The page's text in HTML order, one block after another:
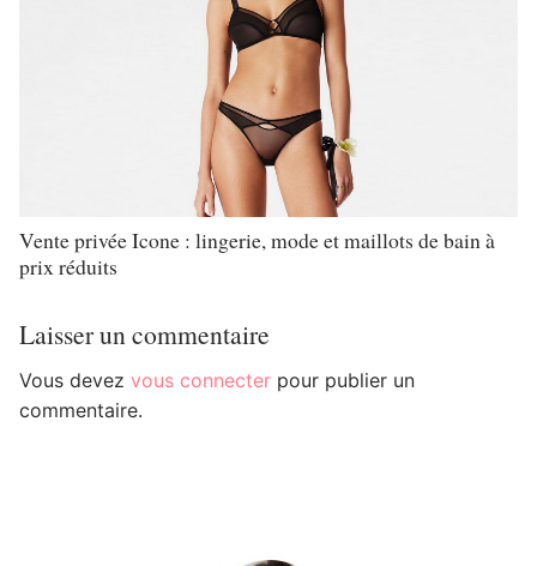
Vente privée Icone : lingerie, mode et maillots de bain à
prix réduits
Laisser un commentaire
Vous devez vous connecter pour publier un
commentaire.